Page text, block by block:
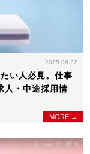
2025.09.22
い人必見。仕事
人・中途採用情
MORE →